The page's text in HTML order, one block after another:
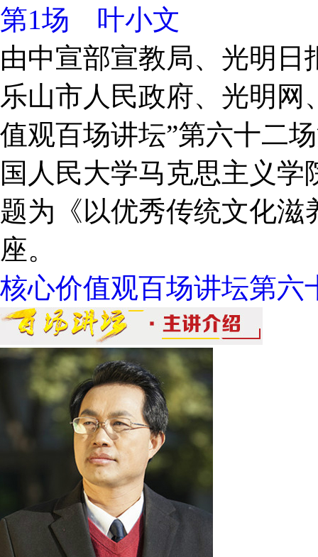
第1场 叶小文
由中宣部宣教局、光明
乐山市人民政府、光明网
值观百场讲坛”第六十二
国人民大学马克思主义
题为《以优秀传统文化
座。
核心价值观百场讲坛第六